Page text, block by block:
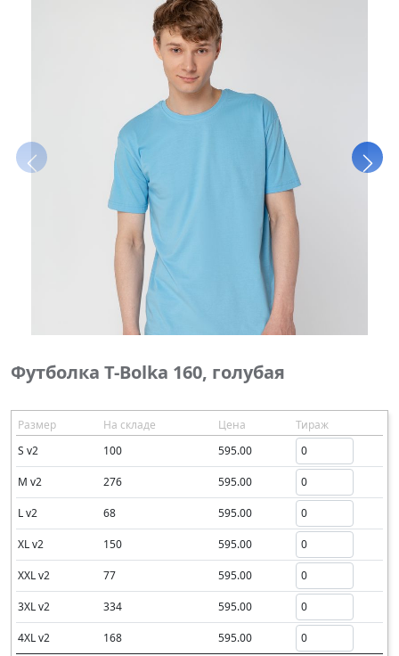
Футболка T-Bolka 160, голубая
Размер На складе Цена
Тираж
S v2
100 595.00
M v2 276 595.00
L v2 68 595.00
XL v2 150 595.00
XXL v2 77 595.00
3XL v2 334 595.00
4XL v2 168 595.00